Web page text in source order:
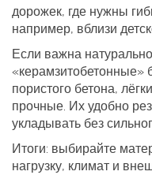
дорожек, где нужны
например, вблизи
Если важна
«керамзитобетонные»
пористого бетона,
прочные. Их удобно
укладывать без
Итоги: выбирайте
нагрузку, климат и